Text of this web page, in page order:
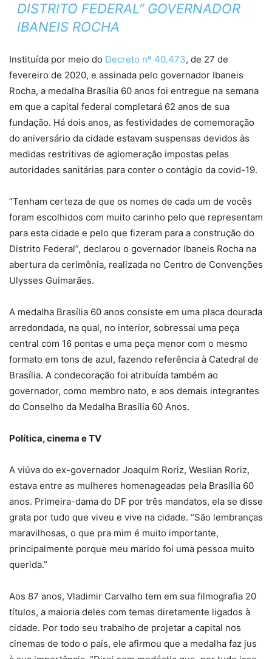
DISTRITO FEDERAL” GOVERNADOR
IBANEIS ROCHA
Instituída por meio do Decreto nº 40.473, de 27 de
fevereiro de 2020, e assinada pelo governador Ibaneis
Rocha, a medalha Brasília 60 anos foi entregue na semana
em que a capital federal completará 62 anos de sua
fundação. Há dois anos, as festividades de comemoração
do aniversário da cidade estavam suspensas devidos às
medidas restritivas de aglomeração impostas pelas
autoridades sanitárias para conter o contágio da covid-19.
“Tenham certeza de que os nomes de cada um de vocês
foram escolhidos com muito carinho pelo que representam
para esta cidade e pelo que fizeram para a construção do
Distrito Federal”, declarou o governador Ibaneis Rocha na
abertura da cerimônia, realizada no Centro de Convenções
Ulysses Guimarães.
A medalha Brasília 60 anos consiste em uma placa dourada
arredondada, na qual, no interior, sobressai uma peça
central com 16 pontas e uma peça menor com o mesmo
formato em tons de azul, fazendo referência à Catedral de
Brasília. A condecoração foi atribuída também ao
governador, como membro nato, e aos demais integrantes
do Conselho da Medalha Brasília 60 Anos.
Política, cinema e TV
A viúva do ex-governador Joaquim Roriz, Weslian Roriz,
estava entre as mulheres homenageadas pela Brasília 60
anos. Primeira-dama do DF por três mandatos, ela se disse
grata por tudo que viveu e vive na cidade. “São lembranças
maravilhosas, o que pra mim é muito importante,
principalmente porque meu marido foi uma pessoa muito
querida.”
Aos 87 anos, Vladimir Carvalho tem em sua filmografia 20
títulos, a maioria deles com temas diretamente ligados à
cidade. Por todo seu trabalho de projetar a capital nos
cinemas de todo o país, ele afirmou que a medalha faz jus